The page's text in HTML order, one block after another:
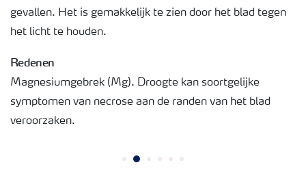
gevallen. Het is gemakkelijk te zien door het blad tegen
het licht te houden.
Redenen
Magnesiumgebrek (Mg). Droogte kan soortgelijke
symptomen van necrose aan de randen van het blad
veroorzaken.